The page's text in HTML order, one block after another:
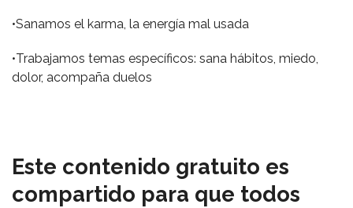
•Sanamos el karma, la energía mal usada
•Trabajamos temas específicos: sana hábitos, miedo,
dolor, acompaña duelos
Este contenido gratuito es
compartido para que todos